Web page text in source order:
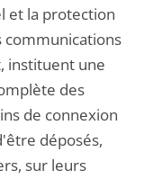
et la protection
communications
instituent une
des
de connexion
déposés,
sur leurs